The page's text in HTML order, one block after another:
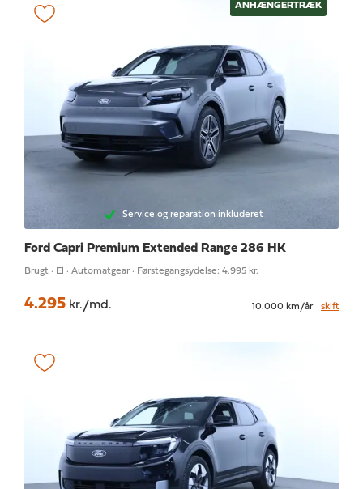
ANHÆNGERTRÆK
Service og reparation inkluderet
Ford Capri Premium Extended Range 286 HK
Brugt · El · Automatgear · Førstegangsydelse: 4.995 kr.
4.295 kr./md. 10.000 km/år skift